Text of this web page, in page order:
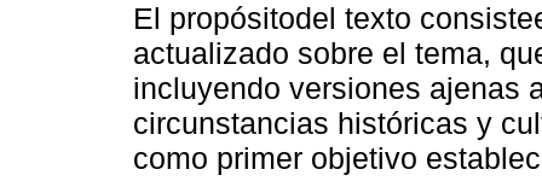
El propósitodel texto
actualizado sobre el tema,
incluyendo versiones ajenas
circunstancias históricas y
como primer objetivo